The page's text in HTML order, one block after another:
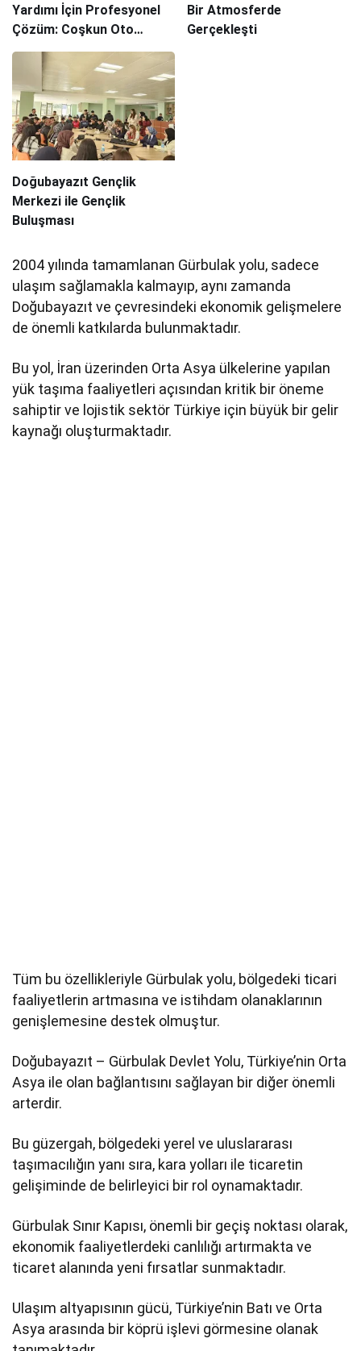
Yardımı İçin Profesyonel
Çözüm: Coşkun Oto
Kurtarma
Bir Atmosferde
Gerçekleşti
Doğubayazıt Gençlik
Merkezi ile Gençlik
Buluşması
2004 yılında tamamlanan Gürbulak yolu, sadece
ulaşım sağlamakla kalmayıp, aynı zamanda
Doğubayazıt ve çevresindeki ekonomik gelişmelere
de önemli katkılarda bulunmaktadır.
Bu yol, İran üzerinden Orta Asya ülkelerine yapılan
yük taşıma faaliyetleri açısından kritik bir öneme
sahiptir ve lojistik sektör Türkiye için büyük bir gelir
kaynağı oluşturmaktadır.
Tüm bu özellikleriyle Gürbulak yolu, bölgedeki ticari
faaliyetlerin artmasına ve istihdam olanaklarının
genişlemesine destek olmuştur.
Doğubayazıt – Gürbulak Devlet Yolu, Türkiye’nin Orta
Asya ile olan bağlantısını sağlayan bir diğer önemli
arterdir.
Bu güzergah, bölgedeki yerel ve uluslararası
taşımacılığın yanı sıra, kara yolları ile ticaretin
gelişiminde de belirleyici bir rol oynamaktadır.
Gürbulak Sınır Kapısı, önemli bir geçiş noktası olarak,
ekonomik faaliyetlerdeki canlılığı artırmakta ve
ticaret alanında yeni fırsatlar sunmaktadır.
Ulaşım altyapısının gücü, Türkiye’nin Batı ve Orta
Asya arasında bir köprü işlevi görmesine olanak